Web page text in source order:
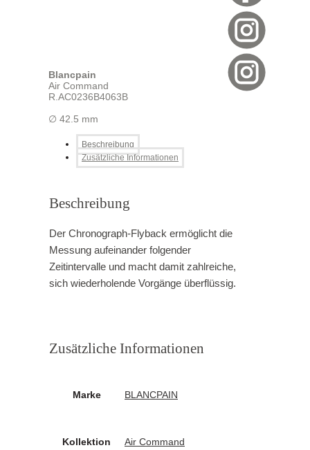
Blancpain
Air Command
R.AC0236B4063B
∅ 42.5 mm
Beschreibung
Zusätzliche Informationen
Beschreibung
Der Chronograph-Flyback ermöglicht die
Messung aufeinander folgender
Zeitintervalle und macht damit zahlreiche,
sich wiederholende Vorgänge überflüssig.
Zusätzliche Informationen
Marke BLANCPAIN
Kollektion Air Command